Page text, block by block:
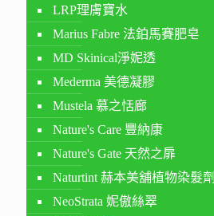
LRP理膚寶水
Marius Fabre 法鉑馬賽肥皂
MD Skinical淨妮透
Mederma 美德凝膠
Mustela 慕之恬廊
Nature's Care 豐納康
Nature's Gate 天然之扉
Naturtint 赫本美舖植物染髮劑
NeoStrata 妮傲絲翠